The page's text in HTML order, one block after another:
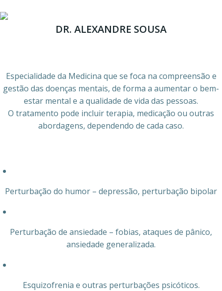
DR. ALEXANDRE SOUSA
Especialidade da Medicina que se foca na compreensão e
gestão das doenças mentais, de forma a aumentar o bem-
estar mental e a qualidade de vida das pessoas.
O tratamento pode incluir terapia, medicação ou outras
abordagens, dependendo de cada caso.
Perturbação do humor – depressão, perturbação bipolar
Perturbação de ansiedade – fobias, ataques de pânico,
ansiedade generalizada.
Esquizofrenia e outras perturbações psicóticos.